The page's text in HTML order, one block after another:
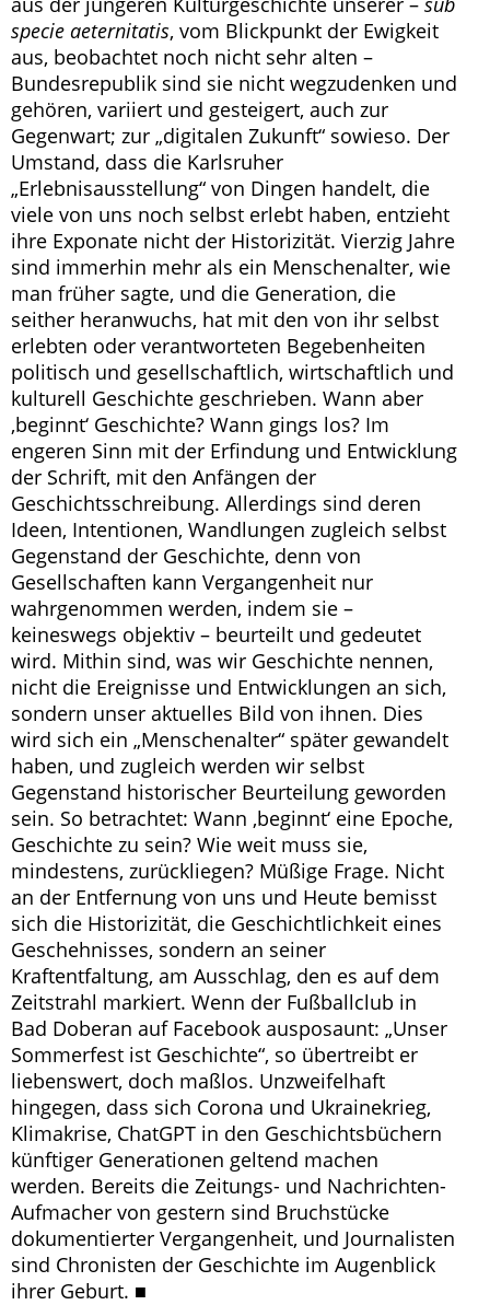
specie aeternitatis, vom Blickpunkt der Ewigkeit
aus, beobachtet noch nicht sehr alten –
Bundesrepublik sind sie nicht wegzudenken und
gehören, variiert und gesteigert, auch zur
Gegenwart; zur „digitalen Zukunft“ sowieso. Der
Umstand, dass die Karlsruher
„Erlebnisausstellung“ von Dingen handelt, die
viele von uns noch selbst erlebt haben, entzieht
ihre Exponate nicht der Historizität. Vierzig Jahre
sind immerhin mehr als ein Menschenalter, wie
man früher sagte, und die Generation, die
seither heranwuchs, hat mit den von ihr selbst
erlebten oder verantworteten Begebenheiten
politisch und gesellschaftlich, wirtschaftlich und
kulturell Geschichte geschrieben. Wann aber
‚beginnt‘ Geschichte? Wann gings los? Im
engeren Sinn mit der Erfindung und Entwicklung
der Schrift, mit den Anfängen der
Geschichtsschreibung. Allerdings sind deren
Ideen, Intentionen, Wandlungen zugleich selbst
Gegenstand der Geschichte, denn von
Gesellschaften kann Vergangenheit nur
wahrgenommen werden, indem sie –
keineswegs objektiv – beurteilt und gedeutet
wird. Mithin sind, was wir Geschichte nennen,
nicht die Ereignisse und Entwicklungen an sich,
sondern unser aktuelles Bild von ihnen. Dies
wird sich ein „Menschenalter“ später gewandelt
haben, und zugleich werden wir selbst
Gegenstand historischer Beurteilung geworden
sein. So betrachtet: Wann ‚beginnt‘ eine Epoche,
Geschichte zu sein? Wie weit muss sie,
mindestens, zurückliegen? Müßige Frage. Nicht
an der Entfernung von uns und Heute bemisst
sich die Historizität, die Geschichtlichkeit eines
Geschehnisses, sondern an seiner
Kraftentfaltung, am Ausschlag, den es auf dem
Zeitstrahl markiert. Wenn der Fußballclub in
Bad Doberan auf Facebook ausposaunt: „Unser
Sommerfest ist Geschichte“, so übertreibt er
liebenswert, doch maßlos. Unzweifelhaft
hingegen, dass sich Corona und Ukrainekrieg,
Klimakrise, ChatGPT in den Geschichtsbüchern
künftiger Generationen geltend machen
werden. Bereits die Zeitungs- und Nachrichten-
Aufmacher von gestern sind Bruchstücke
dokumentierter Vergangenheit, und Journalisten
sind Chronisten der Geschichte im Augenblick
ihrer Geburt. ■